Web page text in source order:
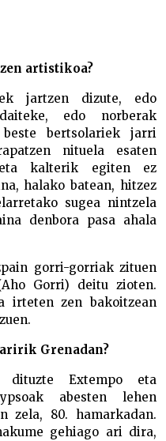
artistikoa?
jartzen dizute, edo
edo norberak
bertsolariek jarri
nituela esaten
kalterik egiten ez
halako batean, hitzez
sugea nintzela
denbora pasa ahala
gorri-gorriak zituen
Gorri) deitu zioten.
irteten zen bakoitzean
Grenadan?
dituzte Extempo eta
abesten lehen
zela, 80. hamarkadan.
gehiago ari dira,